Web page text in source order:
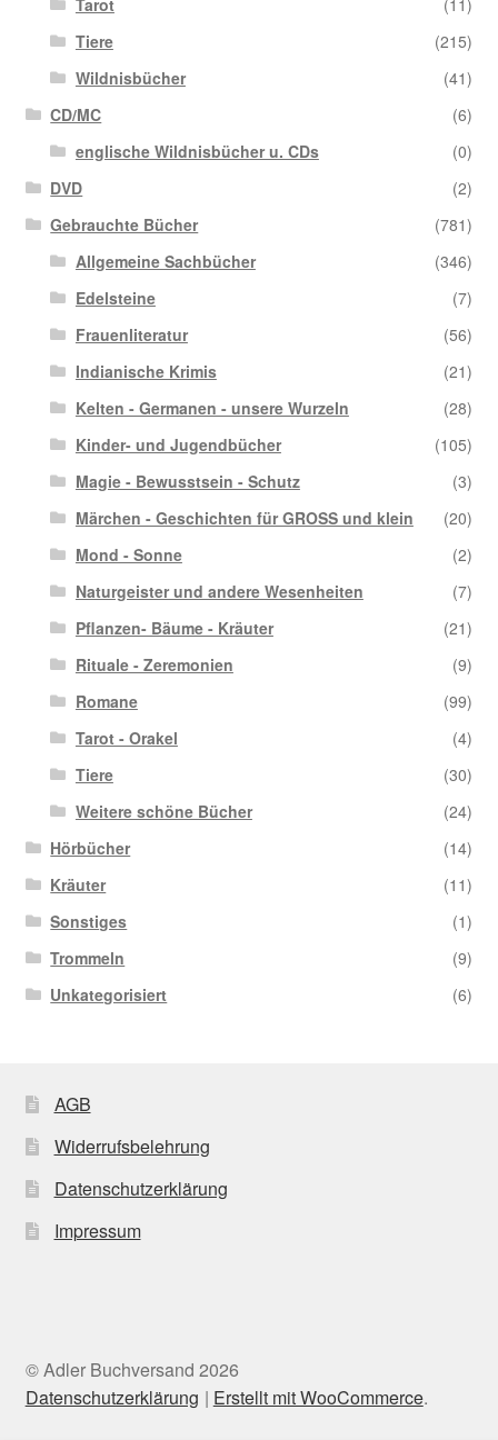
Tiere
(215)
Wildnisbücher
(41)
CD/MC
(6)
englische Wildnisbücher u. CDs
(0)
DVD
(2)
Gebrauchte Bücher
(781)
Allgemeine Sachbücher
(346)
Edelsteine
(7)
Frauenliteratur
(56)
Indianische Krimis
(21)
Kelten - Germanen - unsere Wurzeln
(28)
Kinder- und Jugendbücher
(105)
Magie - Bewusstsein - Schutz
(3)
Märchen - Geschichten für GROSS und klein
(20)
Mond - Sonne
(2)
Naturgeister und andere Wesenheiten
(7)
Pflanzen- Bäume - Kräuter
(21)
Rituale - Zeremonien
(9)
Romane
(99)
Tarot - Orakel
(4)
Tiere
(30)
Weitere schöne Bücher
(24)
Hörbücher
(14)
Kräuter
(11)
Sonstiges
(1)
Trommeln
(9)
Unkategorisiert
(6)
AGB
Widerrufsbelehrung
Datenschutzerklärung
Impressum
© Adler Buchversand 2026
Datenschutzerklärung
Erstellt mit WooCommerce.